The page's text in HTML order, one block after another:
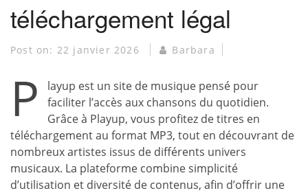
téléchargement légal
Post on: 22 janvier 2026 Barbara
P
layup est un site de musique pensé pour
faciliter l’accès aux chansons du quotidien.
Grâce à Playup, vous profitez de titres en
téléchargement au format MP3, tout en découvrant de
nombreux artistes issus de différents univers
musicaux. La plateforme combine simplicité
d’utilisation et diversité de contenus, afin d’offrir une